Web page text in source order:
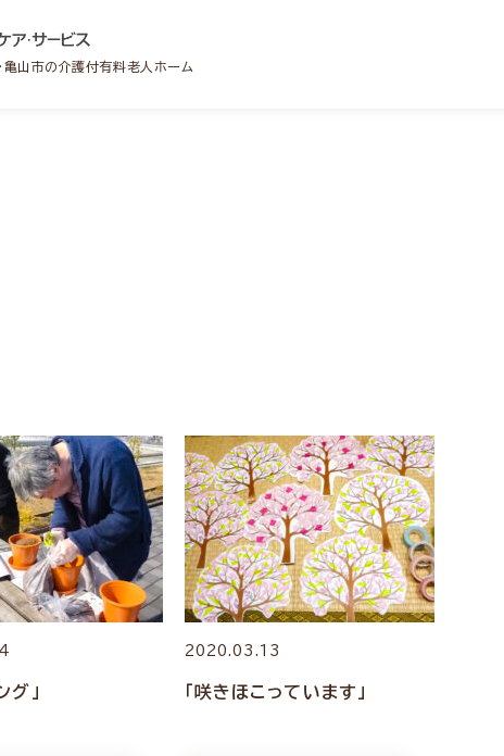
亀山市の介護付有料老人ホーム
グ」
2020.03.13
「咲きほこっています」